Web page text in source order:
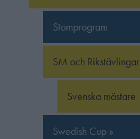
Stomprogram
SM och Rikstävlingar
Svenska mästare
Swedish Cup »